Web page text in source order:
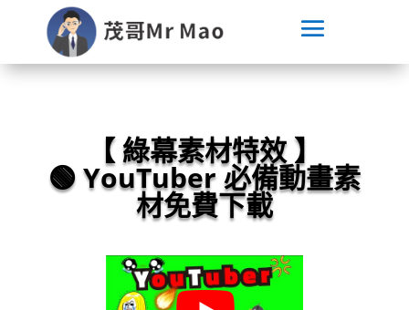
【綠幕素材特效】
🟢YouTuber 必備動畫素
材免費下載